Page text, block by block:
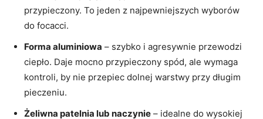
przypieczony. To jeden z najpewniejszych wyborów
do focacci.
Forma aluminiowa – szybko i agresywnie przewodzi
ciepło. Daje mocno przypieczony spód, ale wymaga
kontroli, by nie przepiec dolnej warstwy przy długim
pieczeniu.
Żeliwna patelnia lub naczynie – idealne do wysokiej